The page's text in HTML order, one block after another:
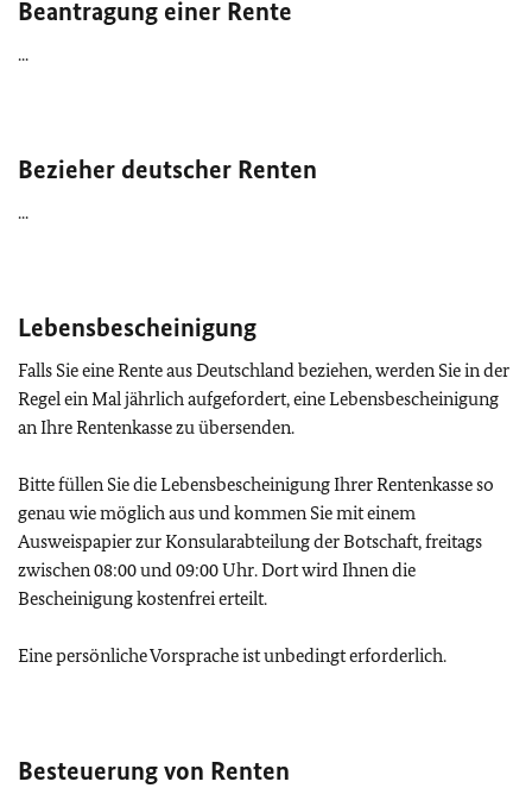
Beantragung einer Rente
...
Bezieher deutscher Renten
...
Lebensbescheinigung
Falls Sie eine Rente aus Deutschland beziehen, werden Sie in der
Regel ein Mal jährlich aufgefordert, eine Lebensbescheinigung
an Ihre Rentenkasse zu übersenden.
Bitte füllen Sie die Lebensbescheinigung Ihrer Rentenkasse so
genau wie möglich aus und kommen Sie mit einem
Ausweispapier zur Konsularabteilung der Botschaft, freitags
zwischen 08:00 und 09:00 Uhr. Dort wird Ihnen die
Bescheinigung kostenfrei erteilt.
Eine persönliche Vorsprache ist unbedingt erforderlich.
Besteuerung von Renten